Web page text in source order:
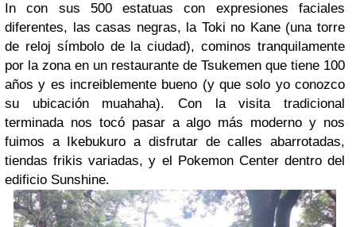
In con sus 500 estatuas con expresiones faciales
diferentes, las casas negras, la Toki no Kane (una torre
de reloj símbolo de la ciudad), cominos tranquilamente
por la zona en un restaurante de Tsukemen que tiene 100
años y es increiblemente bueno (y que solo yo conozco
su ubicación muahaha). Con la visita tradicional
terminada nos tocó pasar a algo más moderno y nos
fuimos a Ikebukuro a disfrutar de calles abarrotadas,
tiendas frikis variadas, y el Pokemon Center dentro del
edificio Sunshine.